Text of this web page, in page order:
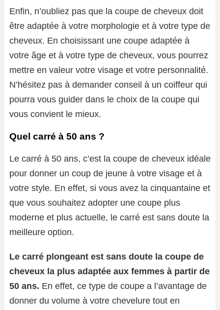
Enfin, n’oubliez pas que la coupe de cheveux doit
être adaptée à votre morphologie et à votre type de
cheveux. En choisissant une coupe adaptée à
votre âge et à votre type de cheveux, vous pourrez
mettre en valeur votre visage et votre personnalité.
N’hésitez pas à demander conseil à un coiffeur qui
pourra vous guider dans le choix de la coupe qui
vous convient le mieux.
Quel carré à 50 ans ?
Le carré à 50 ans, c’est la coupe de cheveux idéale
pour donner un coup de jeune à votre visage et à
votre style. En effet, si vous avez la cinquantaine et
que vous souhaitez adopter une coupe plus
moderne et plus actuelle, le carré est sans doute la
meilleure option.
Le carré plongeant est sans doute la coupe de
cheveux la plus adaptée aux femmes à partir de
50 ans. En effet, ce type de coupe a l’avantage de
donner du volume à votre chevelure tout en